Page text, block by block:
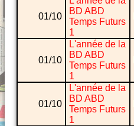
01/10
BD ABD
Temps Futurs
1
01/10
L'année de la
BD ABD
Temps Futurs
1
01/10
L'année de la
BD ABD
Temps Futurs
1